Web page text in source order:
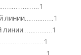
линии…………….1